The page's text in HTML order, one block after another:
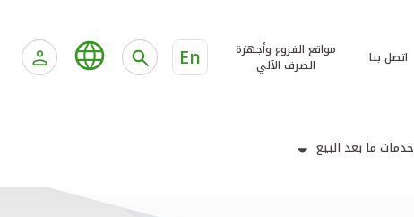
اتصل بنا
مواقع الفروع وأجهزة
الصرف الآلي
En
خدمات ما بعد البيع